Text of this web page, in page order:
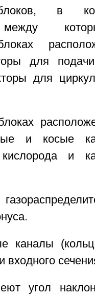
блоков, в
между
для
для
и косые
кислорода и
каналы
входного
угол